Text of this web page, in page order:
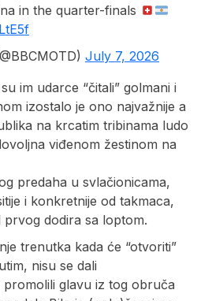
in the quarter-finals
July 7, 2026
im udarce “čitali” golmani i
izostalo je ono najvažnije a
na krcatim tribinama ludo
viđenom žestinom na
predaha u svlačionicama,
i konkretnije od takmaca,
prvog dodira sa loptom.
trenutka kada će “otvoriti”
nisu se dali
glavu iz tog obruča